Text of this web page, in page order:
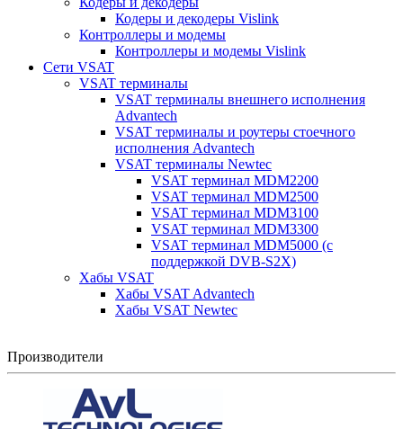
Кодеры и декодеры Vislink
Контроллеры и модемы
Контроллеры и модемы Vislink
Сети VSAT
VSAT терминалы
VSAT терминалы внешнего исполнения
Advantech
VSAT терминалы и роутеры стоечного
исполнения Advantech
VSAT терминалы Newtec
VSAT терминал MDM2200
VSAT терминал MDM2500
VSAT терминал MDM3100
VSAT терминал MDM3300
VSAT терминал MDM5000 (с
поддержкой DVB-S2X)
Хабы VSAT
Хабы VSAT Advantech
Хабы VSAT Newtec
Производители